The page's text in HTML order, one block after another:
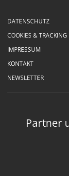
DATENSCHUTZ
COOKIES & TRACKING
IMPRESSUM
KONTAKT
NEWSLETTER
Partner